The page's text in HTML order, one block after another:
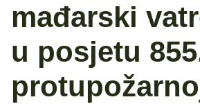
mađarski
u posjetu